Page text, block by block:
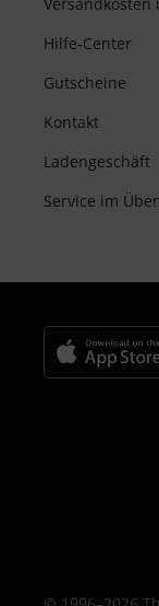
Hilfe-Center
Gutscheine
Kontakt
Ladengeschäft
Service im